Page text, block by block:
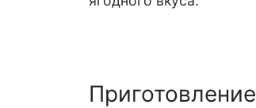
Приготовление